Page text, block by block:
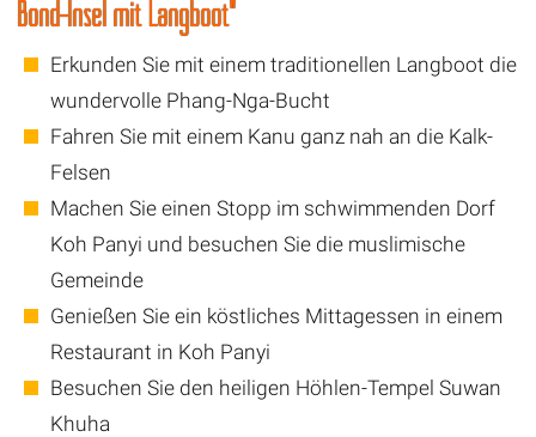
Bond-Insel mit Langboot"
Erkunden Sie mit einem traditionellen Langboot die
wundervolle Phang-Nga-Bucht
Fahren Sie mit einem Kanu ganz nah an die Kalk-
Felsen
Machen Sie einen Stopp im schwimmenden Dorf
Koh Panyi und besuchen Sie die muslimische
Gemeinde
Genießen Sie ein köstliches Mittagessen in einem
Restaurant in Koh Panyi
Besuchen Sie den heiligen Höhlen-Tempel Suwan
Khuha